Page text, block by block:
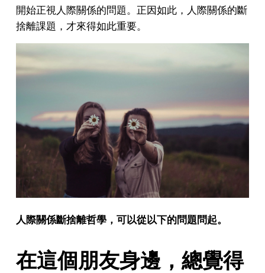
開始正視人際關係的問題。正因如此，人際關係的斷
捨離課題，才來得如此重要。
人際關係斷捨離哲學，可以從以下的問題問起。
在這個朋友身邊，總覺得